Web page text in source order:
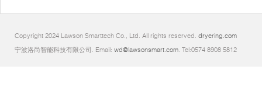
Copyright 2024 Lawson Smarttech Co., Ltd. All rights reserved. dryering.com
宁波洛尚智能科技有限公司. Email: wd@lawsonsmart.com. Tel:0574 8908 5812